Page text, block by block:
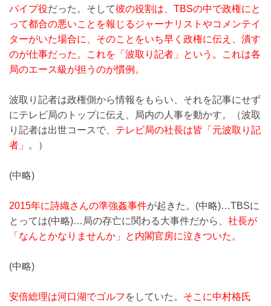
パイプ役だった。そして彼の役割は、TBSの中で政権にと
って都合の悪いことを報じるジャーナリストやコメンテイ
ターがいた場合に、そのことをいち早く政権に伝え、潰す
のが仕事だった。これを「波取り記者」という。これは各
局のエース級が担うのが慣例。
波取り記者は政権側から情報をもらい、それを記事にせず
にテレビ局のトップに伝え、局内の人事を動かす。（波取
り記者は出世コースで、 テレビ局の社長は皆「元波取り記
者」
。）
(中略)
2015年に詩織さんの準強姦事件が起きた。 (中略)…TBSに
とっては(中略)… 局の存亡に関わる大事件だから、 社長が
「なんとかなりませんか」と内閣官房に泣きついた。
(中略)
安倍総理は河口湖でゴルフ をしていた。 そこに中村格氏